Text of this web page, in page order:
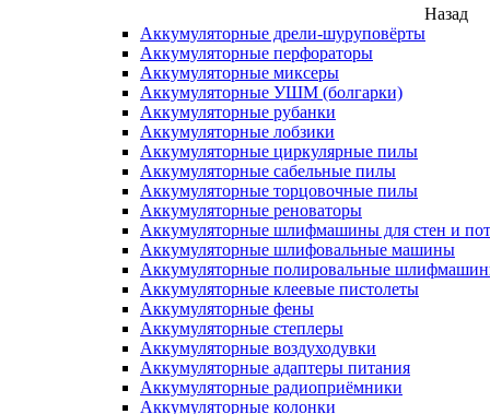
Назад
Аккумуляторные дрели-шуруповёрты
Аккумуляторные перфораторы
Аккумуляторные миксеры
Аккумуляторные УШМ (болгарки)
Аккумуляторные рубанки
Аккумуляторные лобзики
Аккумуляторные циркулярные пилы
Аккумуляторные сабельные пилы
Аккумуляторные торцовочные пилы
Аккумуляторные реноваторы
Аккумуляторные шлифмашины для стен и
Аккумуляторные шлифовальные машины
Аккумуляторные полировальные
Аккумуляторные клеевые пистолеты
Аккумуляторные фены
Аккумуляторные степлеры
Аккумуляторные воздуходувки
Аккумуляторные адаптеры питания
Аккумуляторные радиоприёмники
Аккумуляторные колонки